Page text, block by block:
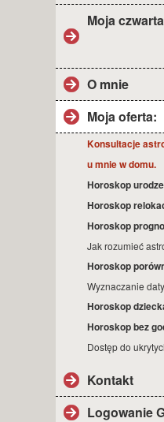
Moja czwarta
O mnie
Moja oferta:
Konsultacje
u mnie w domu.
Horoskop
Horoskop
Horoskop
Jak rozumieć
Horoskop
Wyznaczanie
Horoskop
Horoskop bez
Dostęp do
Kontakt
Logowanie